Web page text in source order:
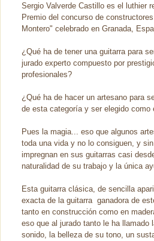
Sergio Valverde Castillo es el luthier
Premio del concurso de
Montero" celebrado en Granada,
¿Qué ha de tener una guitarra para
jurado experto compuesto por
profesionales?
¿Qué ha de hacer un artesano para
de esta categoría y ser elegido como
Pues la magia... eso que algunos
toda una vida y no lo consiguen, y
impregnan en sus guitarras casi
naturalidad de su trabajo y la única
Esta guitarra clásica, de sencilla
exacta de la guitarra ganadora de
tanto en construcción como en
eso que al jurado tanto le ha llamado
sonido, la belleza de su tono, un